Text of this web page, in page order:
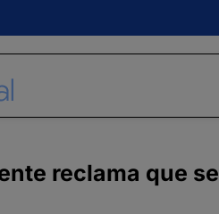
reclama que se